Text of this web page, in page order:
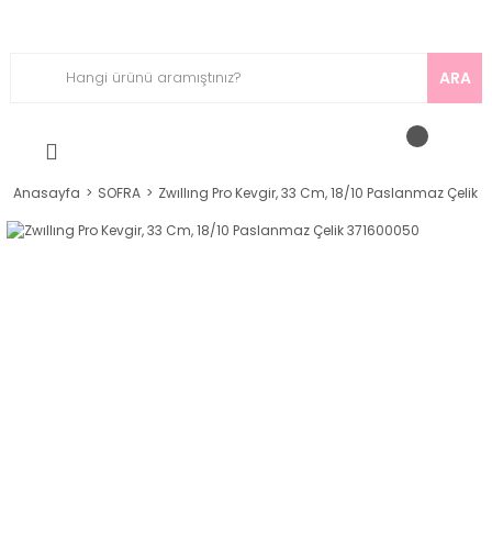
ARA
Anasayfa SOFRA Zwıllıng Pro Kevgir, 33 Cm, 18/10 Paslanmaz Çelik